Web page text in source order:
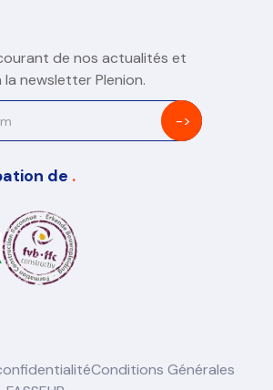
de nos actualités et
newsletter Plenion.
de .
Conditions Générales